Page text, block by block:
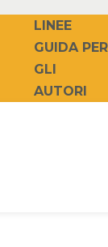
LINEE
GUIDA PER
GLI
AUTORI